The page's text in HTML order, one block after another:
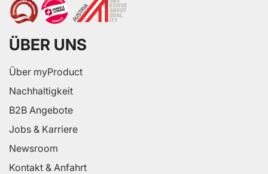
ÜBER UNS
Über myProduct
Nachhaltigkeit
B2B Angebote
Jobs & Karriere
Newsroom
Kontakt & Anfahrt